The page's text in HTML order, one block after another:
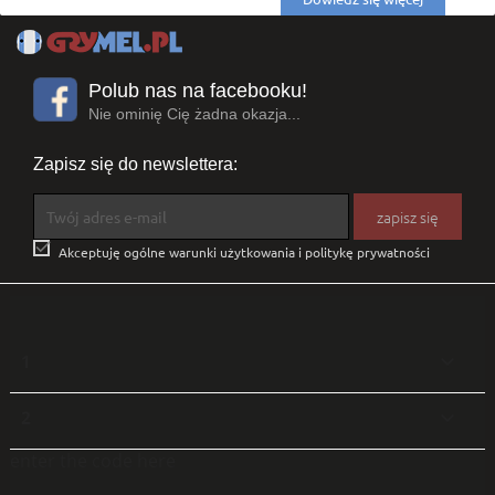
Polub nas na facebooku!
Nie ominię Cię żadna okazja...
Zapisz się do newslettera:
 Akceptuję ogólne warunki użytkowania i politykę prywatności